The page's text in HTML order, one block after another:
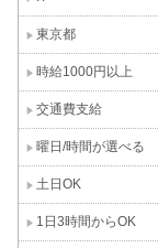
東京都
時給1000円以上
交通費支給
曜日/時間が選べる
土日OK
1日3時間からOK